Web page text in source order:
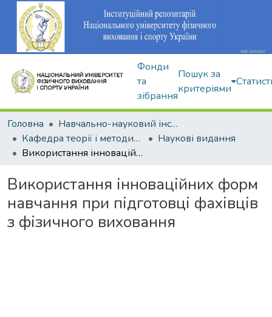
Фонди
та
зібрання
Пошук за
критеріями
Головна
Навчально-науковий інститут здоров'я, реабілітації та фізичного виховання
Кафедра теорії і методики фізичного виховання
Наукові видання
Використання інноваційних форм навчання при підготовці фахівців з фізичного виховання
Використання інноваційних форм
навчання при підготовці фахівців
з фізичного виховання